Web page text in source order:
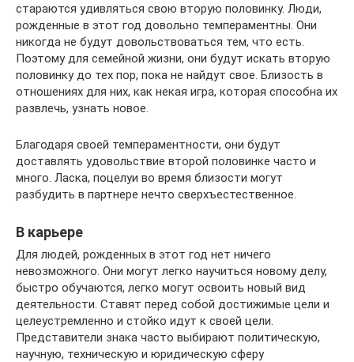
стараются удивляться свою вторую половинку. Люди,
рожденные в этот год довольно темпераментны. Они
никогда не будут довольствоваться тем, что есть.
Поэтому для семейной жизни, они будут искать вторую
половинку до тех пор, пока не найдут свое. Близость в
отношениях для них, как некая игра, которая способна их
развлечь, узнать новое.
Благодаря своей темпераментности, они будут
доставлять удовольствие второй половинке часто и
много. Ласка, поцелуи во время близости могут
разбудить в партнере нечто сверхъестественное.
В карьере
Для людей, рожденных в этот год нет ничего
невозможного. Они могут легко научиться новому делу,
быстро обучаются, легко могут освоить новый вид
деятельности. Ставят перед собой достижимые цели и
целеустремленно и стойко идут к своей цели.
Представители знака часто выбирают политическую,
научную, техническую и юридическую сферу